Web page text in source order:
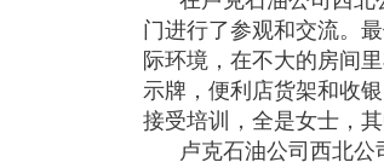
门进行了参观和交流。
际环境，在不大的房间
示牌，便利店货架和收
接受培训，全是女士，
卢克石油公司西北公